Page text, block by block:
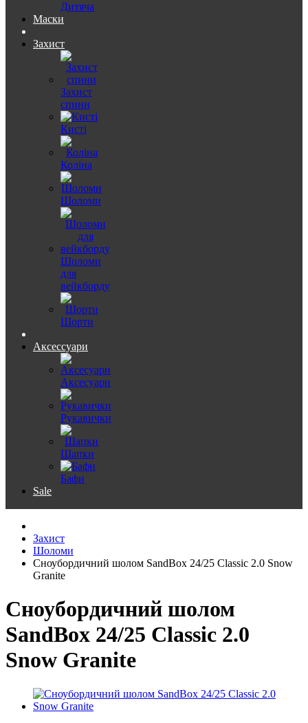
Дитяча
Маски
Захист
Захист
спини
Кисті
Коліна
Шоломи
Шоломи
для
вейкборду
Шорти
Аксессуари
Аксесуари
Рукавички
Шапки
Бафи
Sale
Захист
Шоломи
Сноубордичний шолом SandBox 24/25 Classic 2.0 Snow
Granite
Сноубордичний шолом
SandBox 24/25 Classic 2.0
Snow Granite